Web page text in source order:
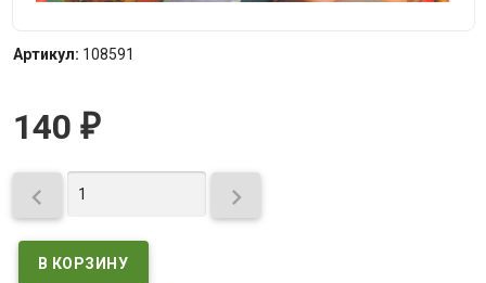
Артикул: 108591
140 ₽
 